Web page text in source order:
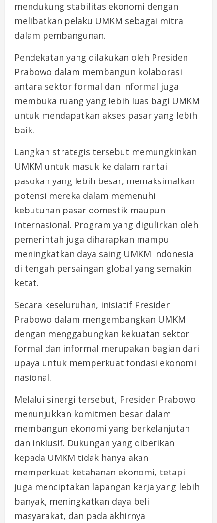
mendukung stabilitas ekonomi dengan
melibatkan pelaku UMKM sebagai mitra
dalam pembangunan.
Pendekatan yang dilakukan oleh Presiden
Prabowo dalam membangun kolaborasi
antara sektor formal dan informal juga
membuka ruang yang lebih luas bagi UMKM
untuk mendapatkan akses pasar yang lebih
baik.
Langkah strategis tersebut memungkinkan
UMKM untuk masuk ke dalam rantai
pasokan yang lebih besar, memaksimalkan
potensi mereka dalam memenuhi
kebutuhan pasar domestik maupun
internasional. Program yang digulirkan oleh
pemerintah juga diharapkan mampu
meningkatkan daya saing UMKM Indonesia
di tengah persaingan global yang semakin
ketat.
Secara keseluruhan, inisiatif Presiden
Prabowo dalam mengembangkan UMKM
dengan menggabungkan kekuatan sektor
formal dan informal merupakan bagian dari
upaya untuk memperkuat fondasi ekonomi
nasional.
Melalui sinergi tersebut, Presiden Prabowo
menunjukkan komitmen besar dalam
membangun ekonomi yang berkelanjutan
dan inklusif. Dukungan yang diberikan
kepada UMKM tidak hanya akan
memperkuat ketahanan ekonomi, tetapi
juga menciptakan lapangan kerja yang lebih
banyak, meningkatkan daya beli
masyarakat, dan pada akhirnya